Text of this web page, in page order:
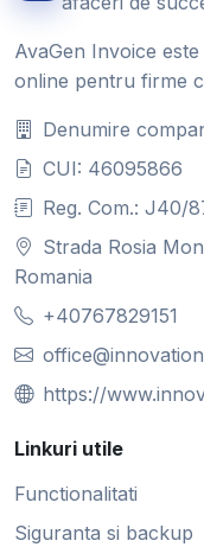
AvaGen Invoice
online pentru firme
Denumire
CUI: 46095866
Reg. Com.: J40/
Strada Rosia
Romania
+40767829151
https://
Linkuri utile
Functionalitati
Siguranta si backup